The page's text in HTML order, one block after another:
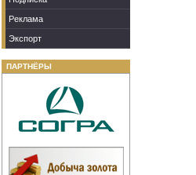
Реклама
Экспорт
ПАРТНЁРЫ